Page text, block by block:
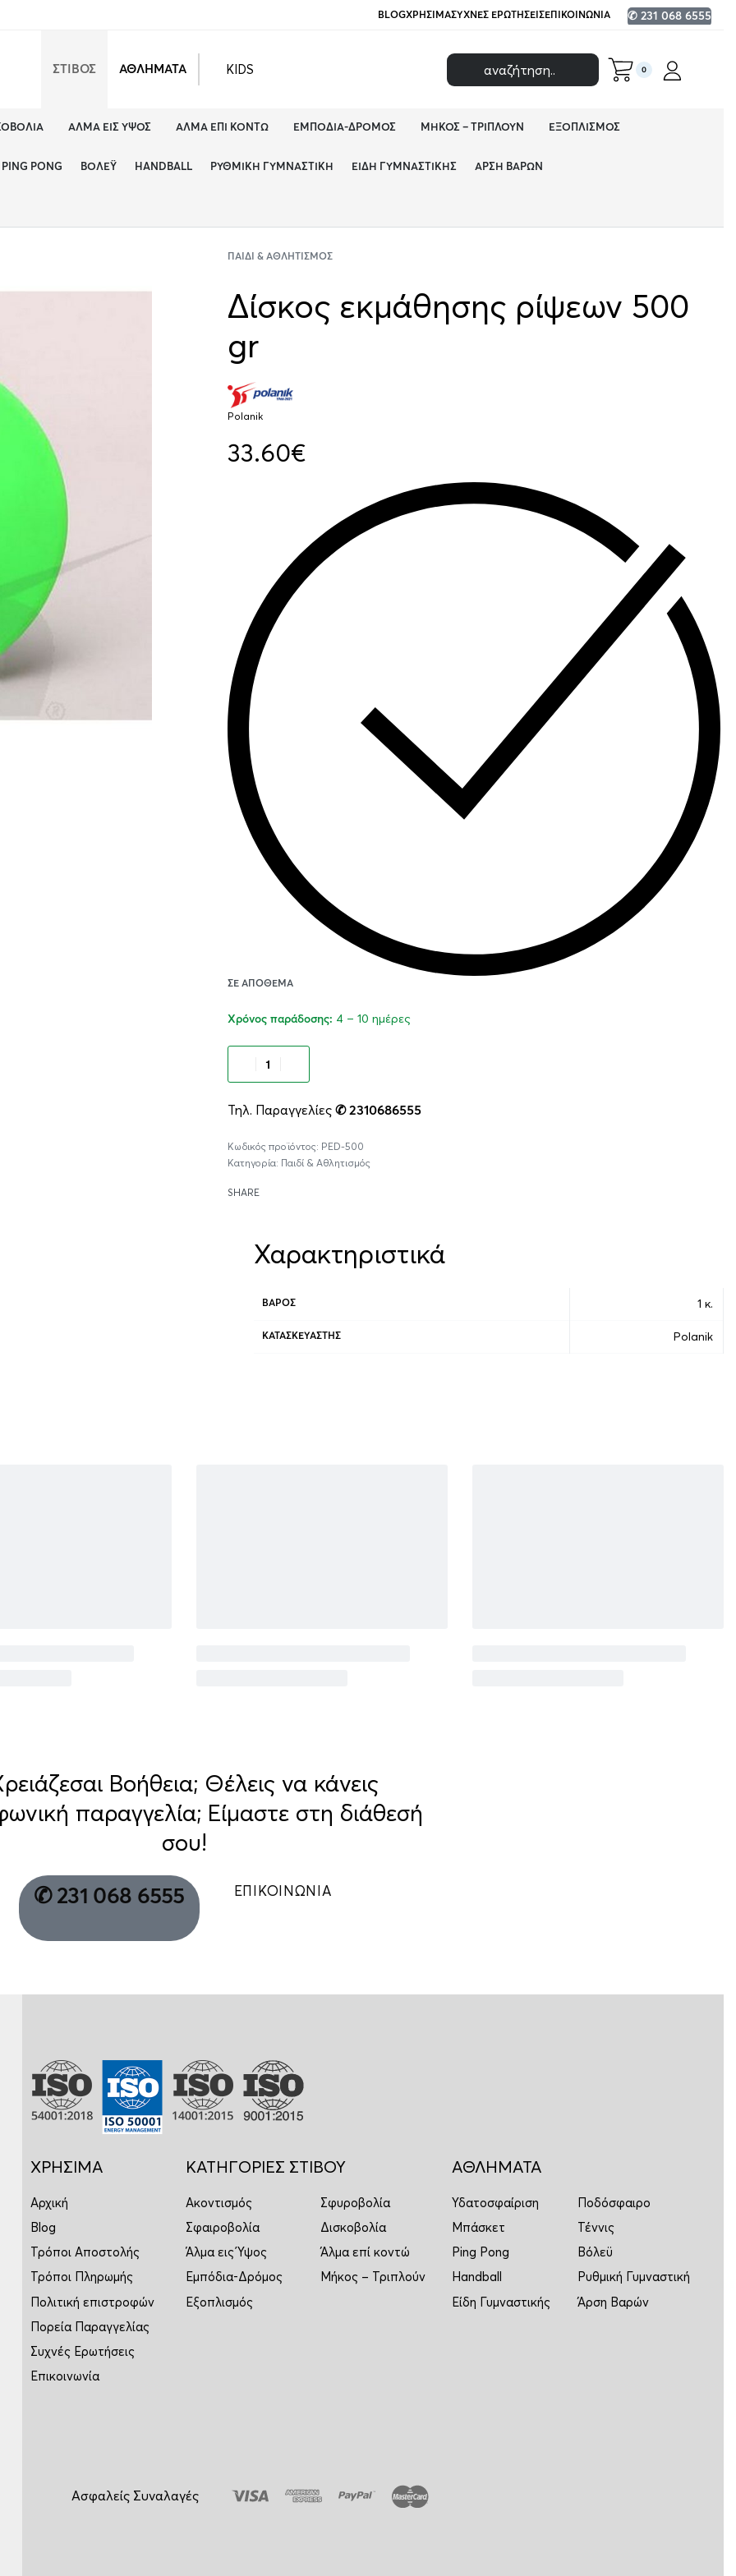
BLOGΧΡΉΣΙΜΑΣΥΧΝΈΣ ΕΡΩΤΉΣΕΙΣΕΠΙΚΟΙΝΩΝΊΑ ✆ 231 068 6555
ΣΤΙΒΟΣ ΑΘΛΗΜΑΤΑ KIDS 0
ΆΛΜΑ ΕΙΣ ΎΨΟΣ ΆΛΜΑ ΕΠΊ ΚΟΝΤΏ ΕΜΠΌΔΙΑ-ΔΡΌΜΟΣ ΜΉΚΟΣ – ΤΡΙΠΛΟΎΝ ΕΞΟΠΛΙΣΜΌΣ
PING PONG ΒΌΛΕΫ HANDBALL ΡΥΘΜΙΚΉ ΓΥΜΝΑΣΤΙΚΉ ΕΊΔΗ ΓΥΜΝΑΣΤΙΚΉΣ ΆΡΣΗ ΒΑΡΏΝ
ΠΑΙΔΊ & ΑΘΛΗΤΙΣΜΌΣ
Δίσκος εκμάθησης ρίψεων 500
gr
Polanik
33.60€
ΣΕ ΑΠΌΘΕΜΑ
Χρόνος παράδοσης: 4 – 10 ημέρες
Τηλ. Παραγγελίες ✆ 2310686555
PED-500
Κατηγορία: Παιδί & Αθλητισμός
SHARE
Χαρακτηριστικά
ΒΆΡΟΣ 1 κ.
ΚΑΤΑΣΚΕΥΑΣΤΉΣ Polanik
Βοήθεια; Θέλεις να κάνεις
παραγγελία; Είμαστε στη διάθεσή
σου!
✆ 231 068 6555 ΕΠΙΚΟΙΝΩΝΙΑ
ΧΡΗΣΙΜΑ
Αρχική
Blog
Τρόποι Αποστολής
Τρόποι Πληρωμής
Πολιτική επιστροφών
Πορεία Παραγγελίας
Συχνές Ερωτήσεις
Επικοινωνία
ΚΑΤΗΓΟΡΙΕΣ ΣΤΙΒΟΥ
Ακοντισμός
Σφυροβολία
Σφαιροβολία
Δισκοβολία
Άλμα εις Ύψος
Άλμα επί κοντώ
Εμπόδια-Δρόμος
Μήκος – Τριπλούν
Εξοπλισμός
ΑΘΛΗΜΑΤΑ
Υδατοσφαίριση
Ποδόσφαιρο
Μπάσκετ
Τέννις
Ping Pong
Βόλεϋ
Handball
Ρυθμική Γυμναστική
Είδη Γυμναστικής
Άρση Βαρών
Ασφαλείς Συναλαγές